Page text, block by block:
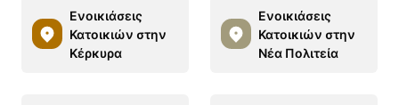
Ενοικιάσεις
Κατοικιών στην
Κέρκυρα
Ενοικιάσεις
Κατοικιών στην
Νέα Πολιτεία